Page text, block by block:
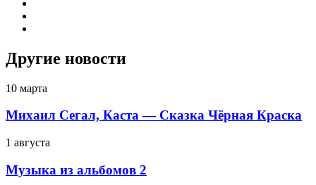
Другие новости
10 марта
Михаил Сегал, Каста — Сказка Чёрная Краска
1 августа
Музыка из альбомов 2